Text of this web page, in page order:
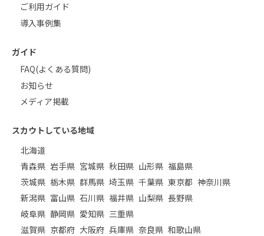
ご利用ガイド
導入事例集
ガイド
FAQ(よくある質問)
お知らせ
メディア掲載
スカウトしている地域
北海道
青森県 岩手県 宮城県 秋田県 山形県 福島県
茨城県 栃木県 群馬県 埼玉県 千葉県 東京都 神奈川県
新潟県 富山県 石川県 福井県 山梨県 長野県
岐阜県 静岡県 愛知県 三重県
滋賀県 京都府 大阪府 兵庫県 奈良県 和歌山県